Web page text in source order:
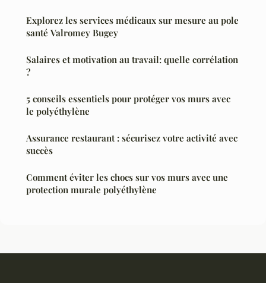
Explorez les services médicaux sur mesure au pole
santé Valromey Bugey
Salaires et motivation au travail: quelle corrélation
?
5 conseils essentiels pour protéger vos murs avec
le polyéthylène
Assurance restaurant : sécurisez votre activité avec
succès
Comment éviter les chocs sur vos murs avec une
protection murale polyéthylène